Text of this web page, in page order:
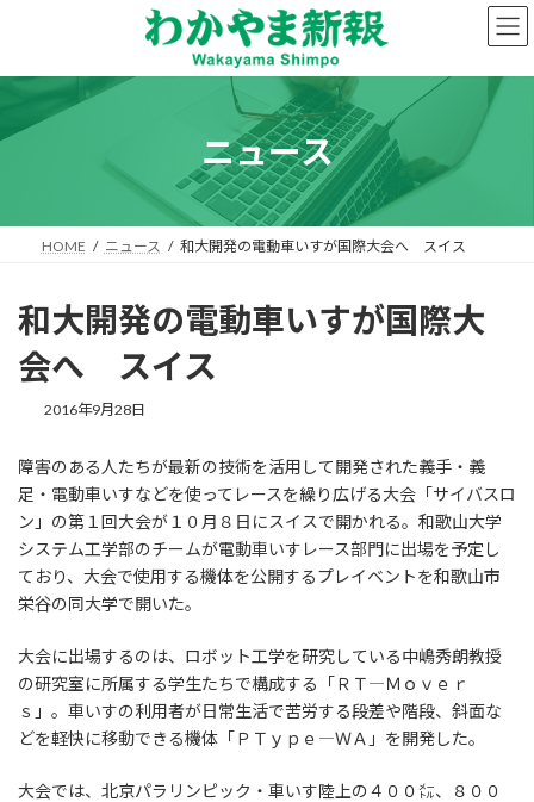
ン
へ
プ
ー
ョ
動
ニュース
HOME ニュース 和大開発の電動車いすが国際大会へ スイス
和大開発の電動車いすが国際大
会へ スイス
2016年9月28日
障害のある人たちが最新の技術を活用して開発された義手・義
足・電動車いすなどを使ってレースを繰り広げる大会「サイバスロ
ン」の第１回大会が１０月８日にスイスで開かれる。和歌山大学
システム工学部のチームが電動車いすレース部門に出場を予定し
ており、大会で使用する機体を公開するプレイベントを和歌山市
栄谷の同大学で開いた。
大会に出場するのは、ロボット工学を研究している中嶋秀朗教授
の研究室に所属する学生たちで構成する「ＲＴ―Ｍｏｖｅｒ
ｓ」。車いすの利用者が日常生活で苦労する段差や階段、斜面な
どを軽快に移動できる機体「ＰＴｙｐｅ―ＷＡ」を開発した。
大会では、北京パラリンピック・車いす陸上の４００㍍、８００